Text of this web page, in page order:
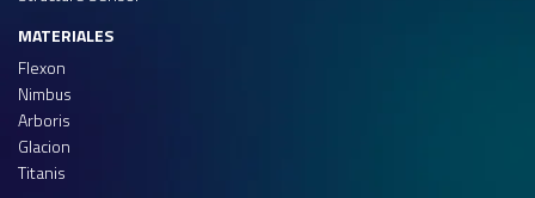
MATERIALES
Flexon
Nimbus
Arboris
Glacion
Titanis